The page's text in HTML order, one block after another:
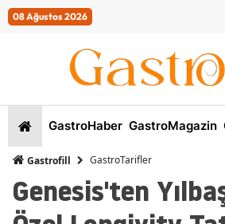
08 Ağustos 2026
GastroHaber GastroMagazin
Gastrofill GastroTarifler
Genesis'ten